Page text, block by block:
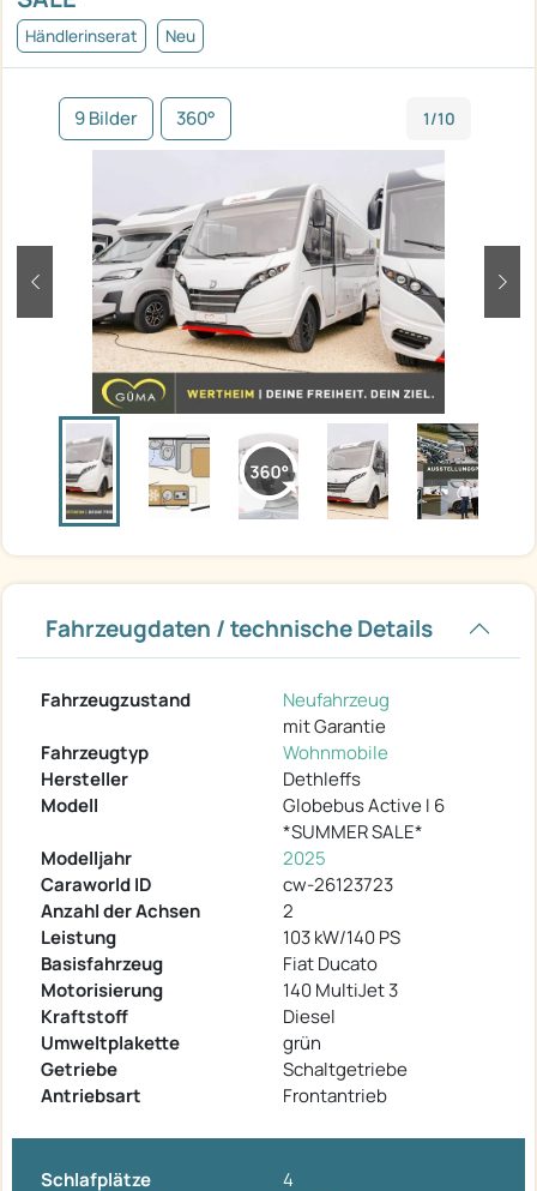
Händlerinserat Neu
9 Bilder 360° 1/10
zurück
Fahrzeugdaten / technische Details
Fahrzeugzustand
Neufahrzeug
mit Garantie
Fahrzeugtyp
Wohnmobile
Hersteller
Dethleffs
Modell
Globebus Active I 6
*SUMMER SALE*
Modelljahr
2025
Caraworld ID
cw-26123723
Anzahl der Achsen
2
Leistung
103 kW/140 PS
Basisfahrzeug
Fiat Ducato
Motorisierung
140 MultiJet 3
Kraftstoff
Diesel
Umweltplakette
grün
Getriebe
Schaltgetriebe
Antriebsart
Frontantrieb
Schlafplätze
4